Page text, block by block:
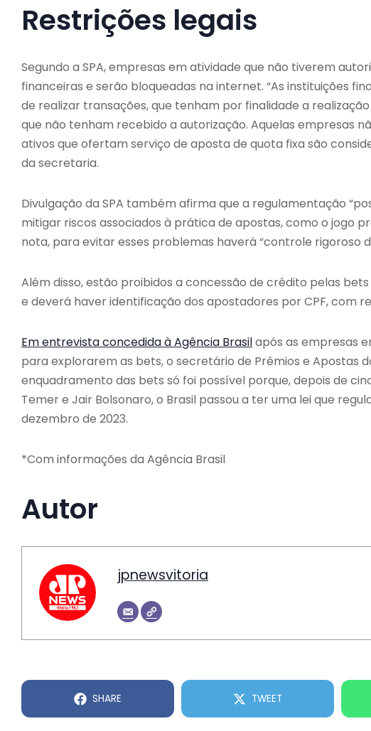
Restrições legais
Segundo a SPA, empresas em atividade que não tiverem
financeiras e serão bloqueadas na internet. “As instituições
de realizar transações, que tenham por finalidade a
que não tenham recebido a autorização. Aquelas empresas
ativos que ofertam serviço de aposta de quota fixa são
da secretaria.
Divulgação da SPA também afirma que a regulamentação
mitigar riscos associados à prática de apostas, como o jogo
nota, para evitar esses problemas haverá “controle rigoroso
Além disso, estão proibidos a concessão de crédito pelas
e deverá haver identificação dos apostadores por CPF, com
Em entrevista concedida à Agência Brasilapós as empresas
para explorarem as bets, o secretário de Prêmios e Apostas
enquadramento das bets só foi possível porque, depois de
Temer e Jair Bolsonaro, o Brasil passou a ter uma lei que
dezembro de 2023.
*Com informações da Agência Brasil
Autor
jpnewsvitoria
SHARE TWEET